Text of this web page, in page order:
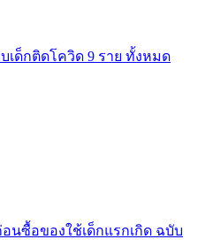
เด็กติดโควิด 9 ราย ทั้งหมด